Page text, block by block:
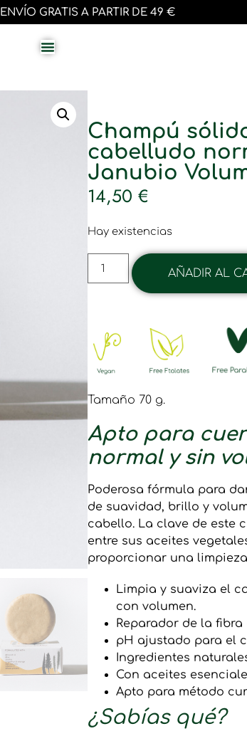
ENVÍO GRATIS A PARTIR DE 49 €
Champú
cabelludo
Janubio
14,50 €
Hay existencias
AÑADIR AL
Tamaño 70 g.
Apto para
normal y sin
Poderosa fórmula para
de suavidad, brillo y
cabello. La clave de este
entre sus aceites
proporcionar una
Limpia y suaviza el
con volumen.
Reparador de la fibra
pH ajustado para el
Ingredientes
Con aceites
Apto para método
¿Sabías qué?